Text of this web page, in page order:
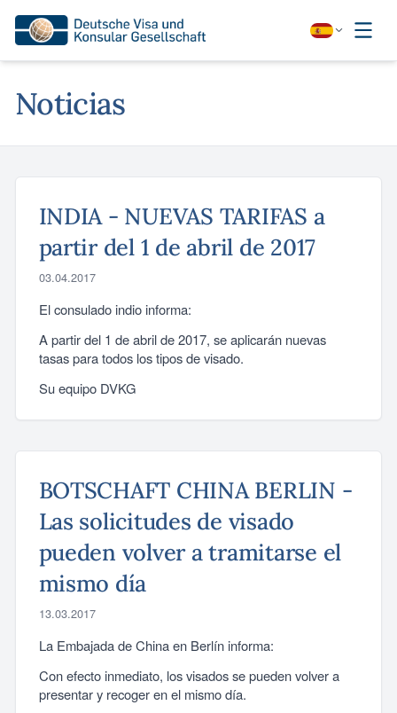
Noticias
INDIA - NUEVAS TARIFAS a
partir del 1 de abril de 2017
03.04.2017
El consulado indio informa:
A partir del 1 de abril de 2017, se aplicarán nuevas
tasas para todos los tipos de visado.
Su equipo DVKG
BOTSCHAFT CHINA BERLIN -
Las solicitudes de visado
pueden volver a tramitarse el
mismo día
13.03.2017
La Embajada de China en Berlín informa:
Con efecto inmediato, los visados se pueden volver a
presentar y recoger en el mismo día.